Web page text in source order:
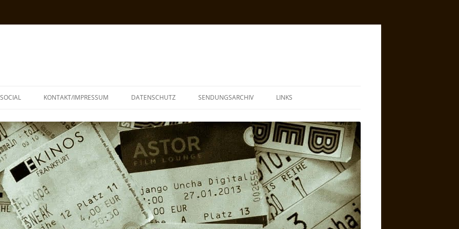
SOCIAL KONTAKT/IMPRESSUM DATENSCHUTZ SENDUNGSARCHIV LINKS